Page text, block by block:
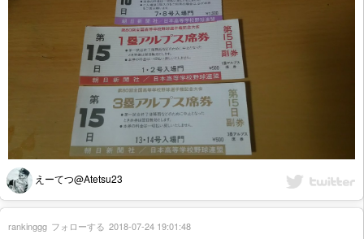
えーてつ@Atetsu23
rankinggg フォローする 2018-07-24 19:01:48